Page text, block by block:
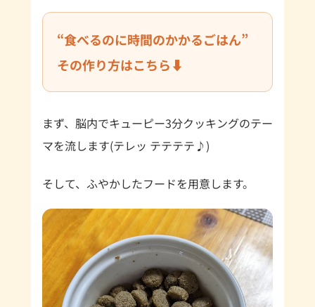
“食べるのに時間のかかるごはん”
その作り方はこちら⬇
まず、脳内でキューピー3分クッキングのテー
マを流します(テレッ テテテテ♪)
そして、ふやかしたフードを用意します。